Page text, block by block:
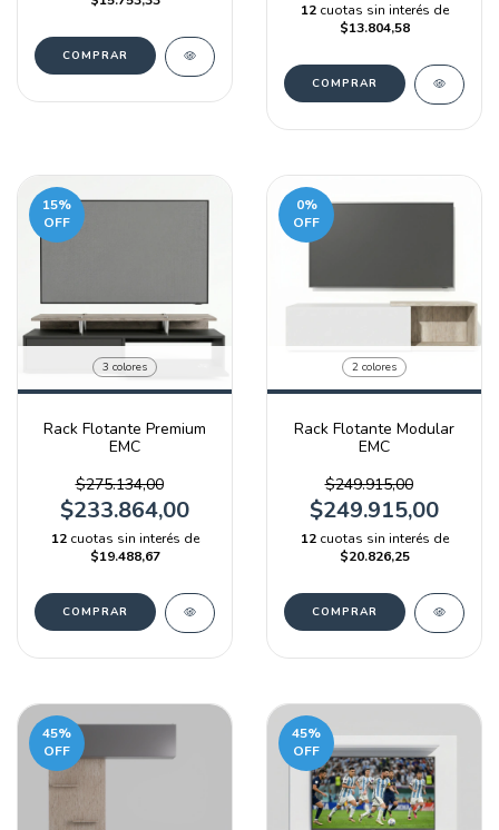
12 cuotas sin interés de
$13.804,58
15%
OFF
3 colores
Rack Flotante Premium
EMC
$275.134,00
$233.864,00
12 cuotas sin interés de
$19.488,67
COMPRAR
0%
OFF
2 colores
Rack Flotante Modular
EMC
$249.915,00
$249.915,00
12 cuotas sin interés de
$20.826,25
COMPRAR
45%
OFF
45%
OFF